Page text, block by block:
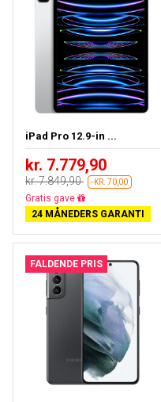
iPad Pro 12.9-in ...
kr. 7.779,90
kr. 7.849,90 -KR. 70,00
Næsten udsolgt
24 MÅNEDERS GARANTI
FALDENDE PRIS